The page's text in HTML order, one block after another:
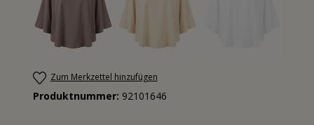
Zum Merkzettel hinzufügen
Produktnummer: 92101646